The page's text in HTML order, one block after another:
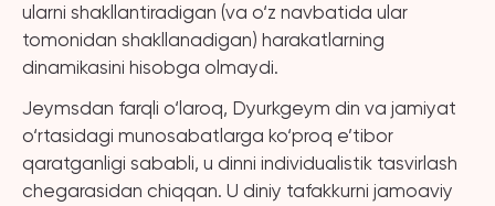
ularni shakllantiradigan (va o‘z navbatida ular
tomonidan shakllanadigan) harakatlarning
dinamikasini hisobga olmaydi.
Jeymsdan farqli o‘laroq, Dyurkgeym din va jamiyat
o‘rtasidagi munosabatlarga ko‘proq e’tibor
qaratganligi sababli, u dinni individualistik tasvirlash
chegarasidan chiqqan. U diniy tafakkurni jamoaviy